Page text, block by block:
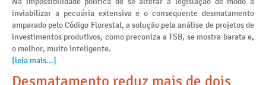
inviabilizar a pecuária extensiva e o consequente desmatamento
amparado pelo Código Florestal, a solução pela análise de projetos de
investimentos produtivos, como preconiza a TSB, se mostra barata e,
o melhor, muito inteligente.
[leia mais...]
Desmatamento reduz mais de dois